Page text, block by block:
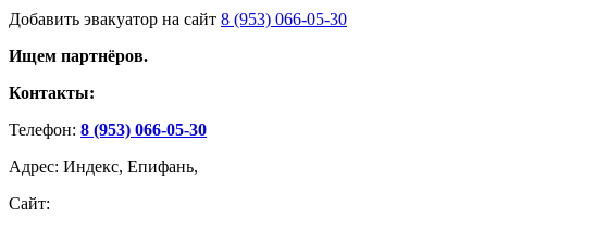
Добавить эвакуатор на сайт 8 (953) 066-05-30
Ищем партнёров.
Контакты:
Телефон: 8 (953) 066-05-30
Адрес: Индекс, Епифань,
Сайт: